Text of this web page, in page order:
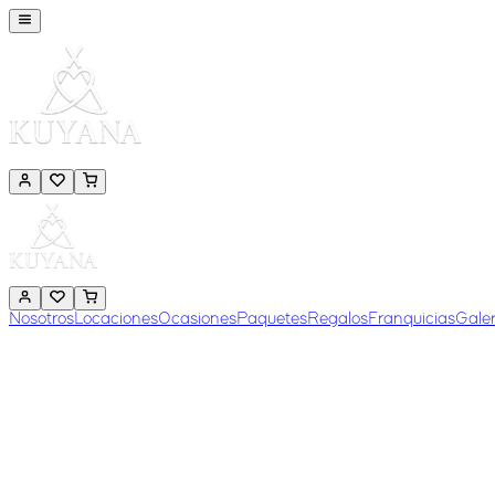
Nosotros LocacionesOcasionesPaquetesRegalosFranquicias